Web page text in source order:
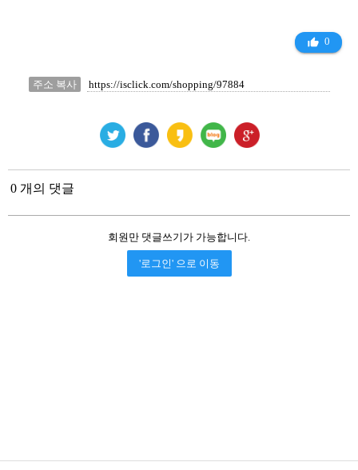
thumb_up_alt 0
주소 복사
0 개의 댓글
회원만 댓글쓰기가 가능합니다.
'로그인' 으로 이동